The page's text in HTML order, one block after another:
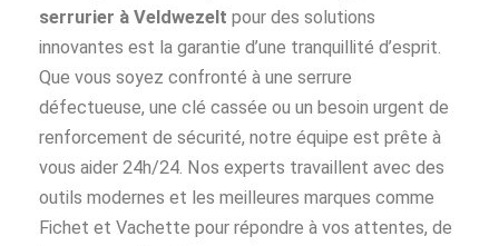
serrurier à Veldwezelt pour des solutions
innovantes est la garantie d’une tranquillité d’esprit.
Que vous soyez confronté à une serrure
défectueuse, une clé cassée ou un besoin urgent de
renforcement de sécurité, notre équipe est prête à
vous aider 24h/24. Nos experts travaillent avec des
outils modernes et les meilleures marques comme
Fichet et Vachette pour répondre à vos attentes, de